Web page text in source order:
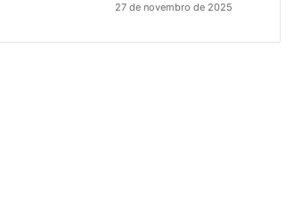
27 de novembro de 2025